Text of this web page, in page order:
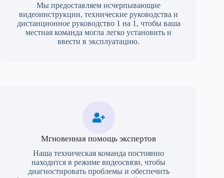
Мы предоставляем исчерпывающие
видеоинструкции, технические руководства и
дистанционное руководство 1 на 1, чтобы ваша
местная команда могла легко установить и
ввести в эксплуатацию.
Мгновенная помощь экспертов
Наша техническая команда постоянно
находится в режиме видеосвязи, чтобы
диагностировать проблемы и обеспечить